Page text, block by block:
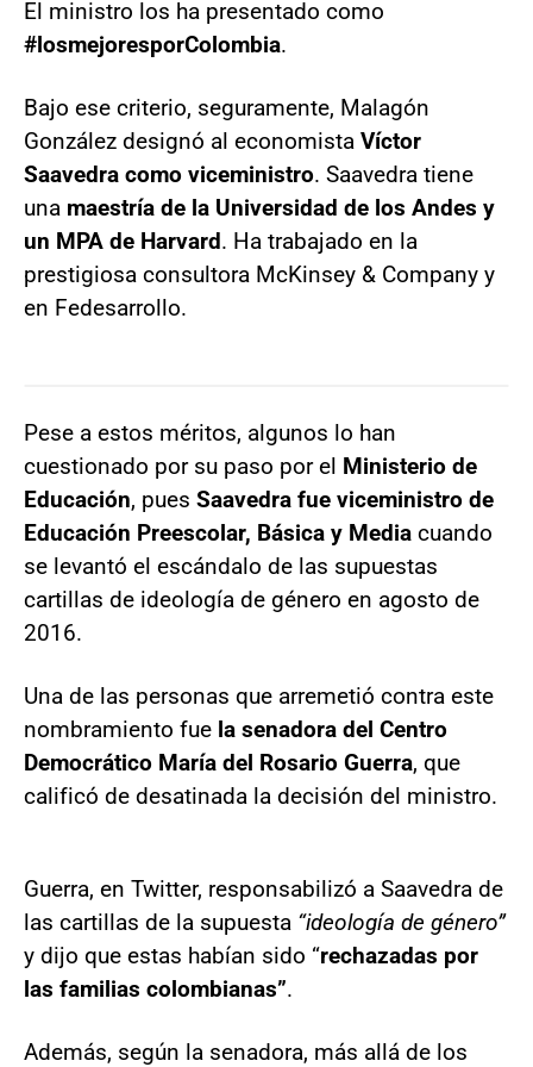
El ministro los ha presentado como
#losmejoresporColombia.
Bajo ese criterio, seguramente, Malagón
González designó al economista Víctor
Saavedra como viceministro. Saavedra tiene
una maestría de la Universidad de los Andes y
un MPA de Harvard. Ha trabajado en la
prestigiosa consultora McKinsey & Company y
en Fedesarrollo.
Pese a estos méritos, algunos lo han
cuestionado por su paso por el Ministerio de
Educación, pues Saavedra fue viceministro de
Educación Preescolar, Básica y Media cuando
se levantó el escándalo de las supuestas
cartillas de ideología de género en agosto de
2016.
Una de las personas que arremetió contra este
nombramiento fue la senadora del Centro
Democrático María del Rosario Guerra, que
calificó de desatinada la decisión del ministro.
Guerra, en Twitter, responsabilizó a Saavedra de
las cartillas de la supuesta “ideología de género”
y dijo que estas habían sido “rechazadas por
las familias colombianas”.
Además, según la senadora, más allá de los